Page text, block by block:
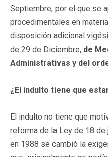
Septiembre, por el que se
procedimentales en
disposición adicional
de 29 de Diciembre, de
Administrativas y del
¿El indulto tiene que
El indulto no tiene que
reforma de la Ley de 18 de
en 1988 se cambió la